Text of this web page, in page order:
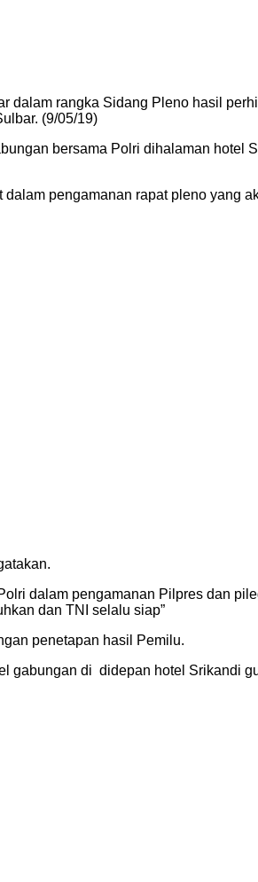
dalam rangka Sidang Pleno hasil
(9/05/19)
bersama Polri dihalaman hotel
pengamanan rapat pleno yang
dalam pengamanan Pilpres dan
dan TNI selalu siap”
penetapan hasil Pemilu.
gabungan di didepan hotel Srikandi